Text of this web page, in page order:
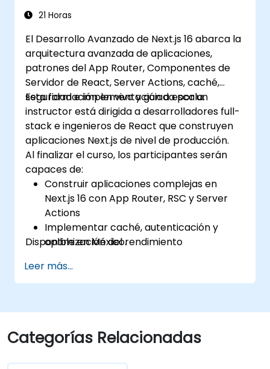
problemas comunes en aplicaciones
21 Horas
El Desarrollo Avanzado de Next.js 16 abarca la
arquitectura avanzada de aplicaciones,
patrones del App Router, Componentes de
Servidor de React, Server Actions, caché,
seguridad e implementación a escala.
Esta formación en vivo y guiada por un
instructor está dirigida a desarrolladores full-
stack e ingenieros de React que construyen
aplicaciones Next.js de nivel de producción.
Al finalizar el curso, los participantes serán
capaces de:
Construir aplicaciones complejas en
Next.js 16 con App Router, RSC y Server
Actions
Implementar caché, autenticación y
optimización del rendimiento
de producción a escala
Disponible en México.
Leer más...
Categorías Relacionadas